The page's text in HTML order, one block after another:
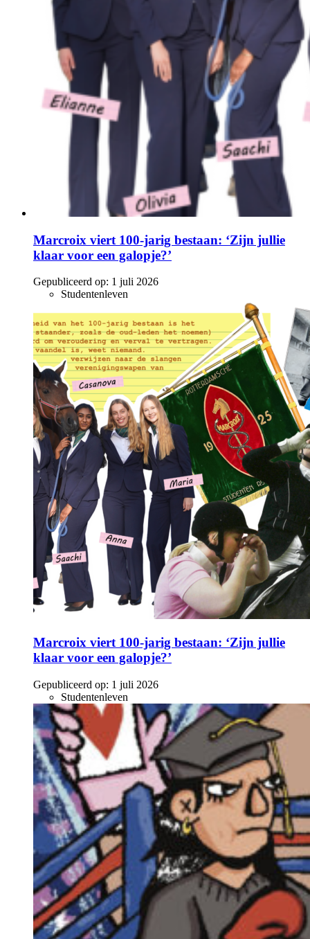
Marcroix viert 100-jarig bestaan: ‘Zijn jullie
klaar voor een galopje?’
Gepubliceerd op: 1 juli 2026
Studentenleven
Marcroix viert 100-jarig bestaan: ‘Zijn jullie
klaar voor een galopje?’
Gepubliceerd op: 1 juli 2026
Studentenleven